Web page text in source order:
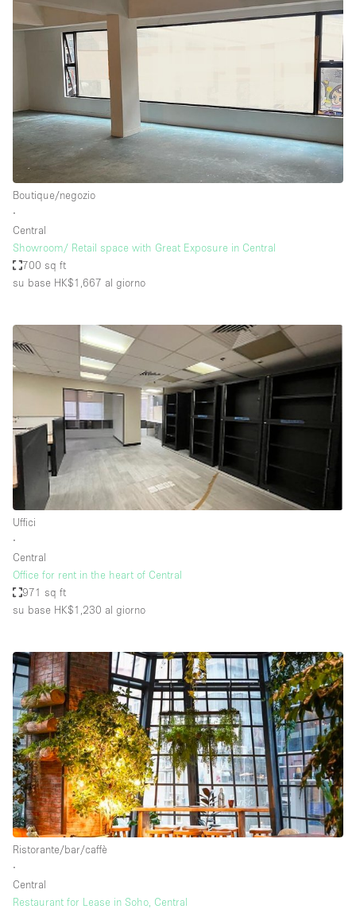
Boutique/negozio
∙
Central
Showroom/ Retail space with Great Exposure in Central
700 sq ft
su base HK$1,667 al giorno
Uffici
∙
Central
Office for rent in the heart of Central
971 sq ft
su base HK$1,230 al giorno
Ristorante/bar/caffè
∙
Central
Restaurant for Lease in Soho, Central